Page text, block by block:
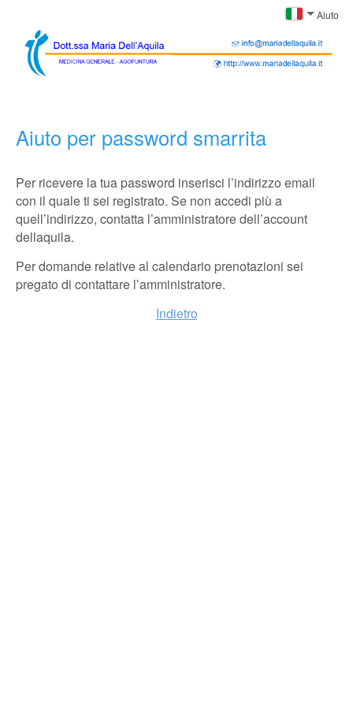
Aiuto
Aiuto per password smarrita
Per ricevere la tua password inserisci l’indirizzo email
con il quale ti sei registrato. Se non accedi più a
quell’indirizzo, contatta l’amministratore dell’account
dellaquila.
Per domande relative al calendario prenotazioni sei
pregato di contattare l’amministratore.
Indietro